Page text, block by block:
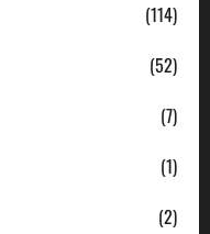
(114)
(52)
(7)
(1)
(2)